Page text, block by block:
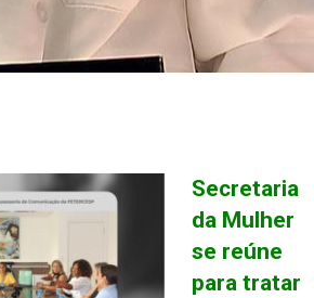
Secretaria
da Mulher
se reúne
para tratar